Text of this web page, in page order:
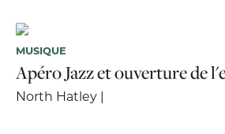
MUSIQUE
Apéro Jazz et ouverture de
North Hatley |